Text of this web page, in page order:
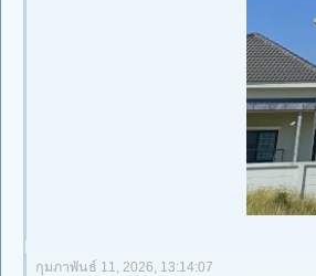
กุมภาพันธ์ 11, 2026, 13:14:07